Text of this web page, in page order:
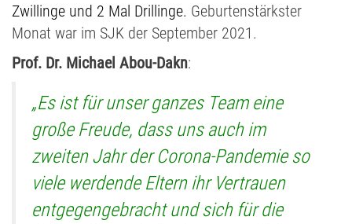
Zwillinge und 2 Mal Drillinge. Geburtenstärkster
Monat war im SJK der September 2021.
Prof. Dr. Michael Abou-Dakn:
„Es ist für unser ganzes Team eine
große Freude, dass uns auch im
zweiten Jahr der Corona-Pandemie so
viele werdende Eltern ihr Vertrauen
entgegengebracht und sich für die